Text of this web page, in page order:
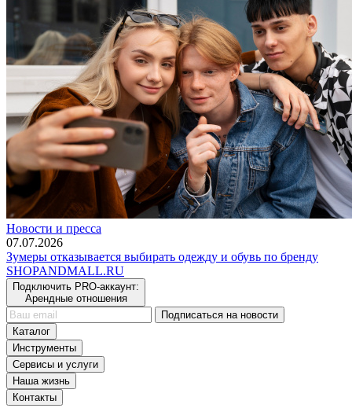
Новости и пресса
07.07.2026
Зумеры отказывается выбирать одежду и обувь по бренду
SHOPANDMALL.RU
Подключить PRO-аккаунт:
Арендные отношения
Подписаться на новости
Каталог
Инструменты
Сервисы и услуги
Наша жизнь
Контакты